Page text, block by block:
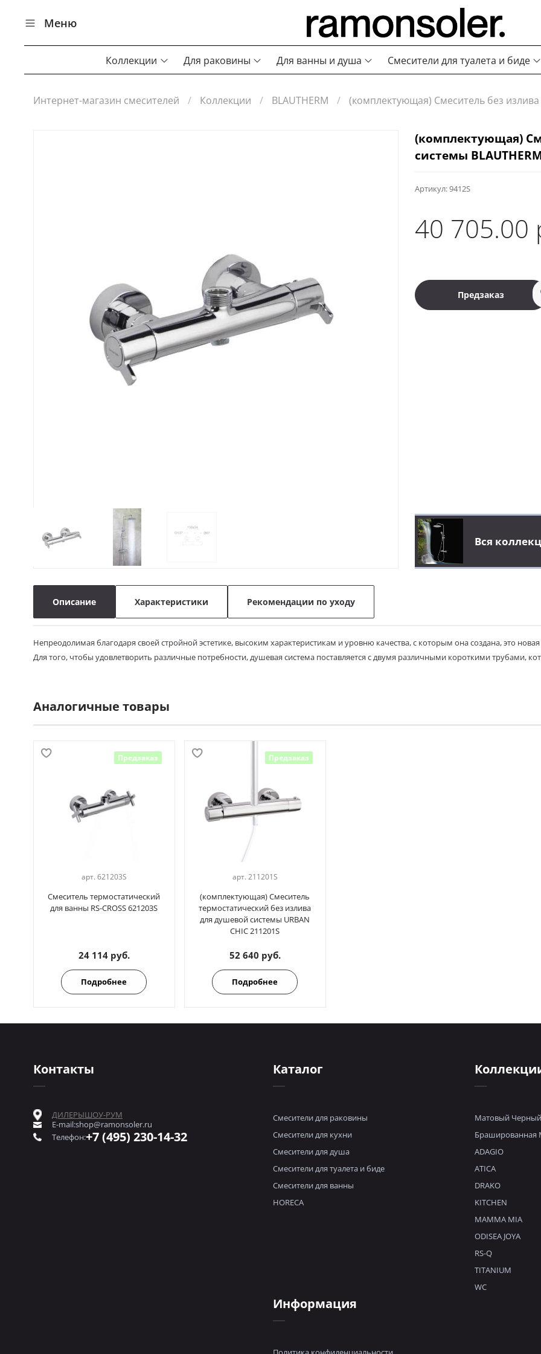
Меню
Коллекции Для раковины Для ванны и душа Смесители для туалета и биде
Интернет-магазин смесителей Коллекции BLAUTHERM (комплектующая) Смеситель без
Артикул:9412S
(комплектующая)
системы
40 705.00
Предзаказ
Вся
Описание Характеристики Рекомендации по уходу
Непреодолимая благодаря своей стройной эстетике, высоким характеристикам и уровню качества, с которым она создана, это
Для того, чтобы удовлетворить различные потребности, душевая система поставляется с двумя различными короткими трубами,
Аналогичные товары
Предзаказ
арт. 621203S
Смеситель термостатический
для ванны RS-CROSS 621203S
24 114 руб.
Подробнее
Предзаказ
арт. 211201S
(комплектующая) Смеситель
термостатический без излива
для душевой системы URBAN
CHIC 211201S
52 640 руб.
Подробнее
Каталог
Смесители для раковины
Смесители для кухни
Смесители для душа
Смесители для туалета и биде
Смесители для ванны
HORECA
Матовый Черный
Брашированная
ADAGIO
ATICA
DRAKO
KITCHEN
MAMMA MIA
ODISEA JOYA
RS-Q
TITANIUM
WC
Информация
Контакты
ДИЛЕРЫШОУ-РУМ
E-mail:shop@ramonsoler.ru
Телефон:+7 (495) 230-14-32